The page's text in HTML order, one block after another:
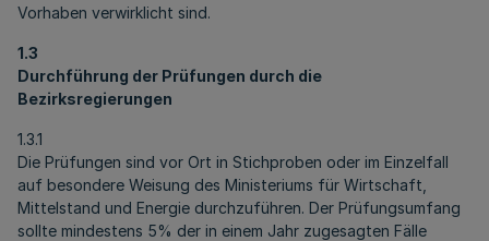
Vorhaben verwirklicht sind.
1.3
Durchführung der Prüfungen durch die
Bezirksregierungen
1.3.1
Die Prüfungen sind vor Ort in Stichproben oder im Einzelfall
auf besondere Weisung des Ministeriums für Wirtschaft,
Mittelstand und Energie durchzuführen. Der Prüfungsumfang
sollte mindestens 5% der in einem Jahr zugesagten Fälle